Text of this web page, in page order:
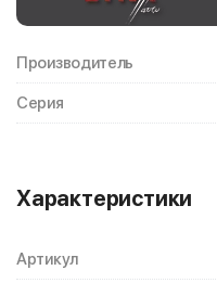
Производитель
Серия
Характеристики
Артикул